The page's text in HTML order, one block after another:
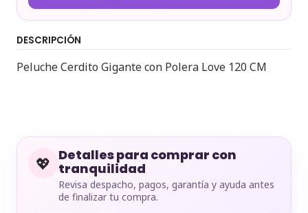
DESCRIPCIÓN
Peluche Cerdito Gigante con Polera Love 120 CM
💖 Detalles para comprar con
tranquilidad
Revisa despacho, pagos, garantía y ayuda antes
de finalizar tu compra.